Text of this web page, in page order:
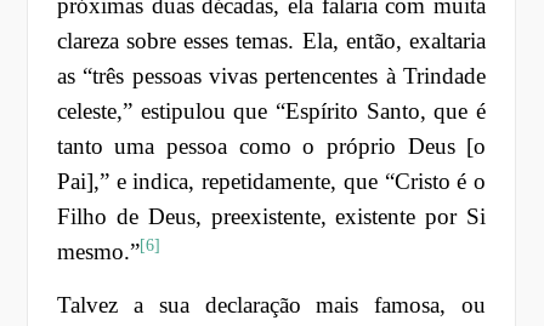
próximas duas décadas, ela falaria com muita
clareza sobre esses temas. Ela, então, exaltaria
as “três pessoas vivas pertencentes à Trindade
celeste,” estipulou que “Espírito Santo, que é
tanto uma pessoa como o próprio Deus [o
Pai],” e indica, repetidamente, que “Cristo é o
Filho de Deus, preexistente, existente por Si
mesmo.”[6]
Talvez a sua declaração mais famosa, ou